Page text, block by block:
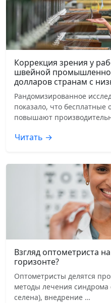
Коррекция зрения у
швейной
долларов странам с
Рандомизированное
показало, что бесплатные
повышают
Читать →
Взгляд оптометриста
горизонте?
Оптометристы делятся
методы лечения синдрома
селена), внедрение …